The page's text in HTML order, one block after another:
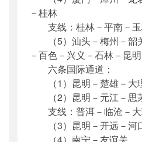
－桂林
支线：桂林－平南－玉
（5）汕头－梅州－韶
－百色－兴义－石林－昆明
六条国际通道：
（1）昆明－楚雄－大
（2）昆明－元江－思
支线：普洱－临沧－大
（3）昆明－开远－河